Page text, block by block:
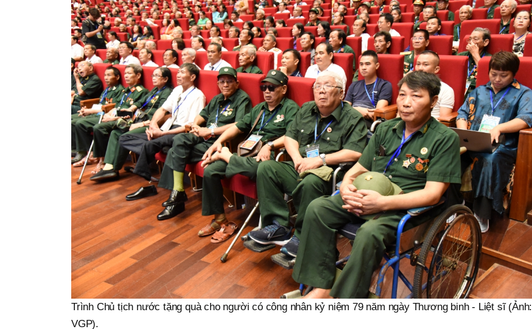
Trình Chủ tịch nước tặng quà cho người có công nhân kỷ niệm 79 năm ngày Thương binh - Liệt sĩ (Ảnh:
VGP).